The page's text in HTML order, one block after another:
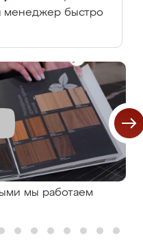
менеджер быстро
мы работаем